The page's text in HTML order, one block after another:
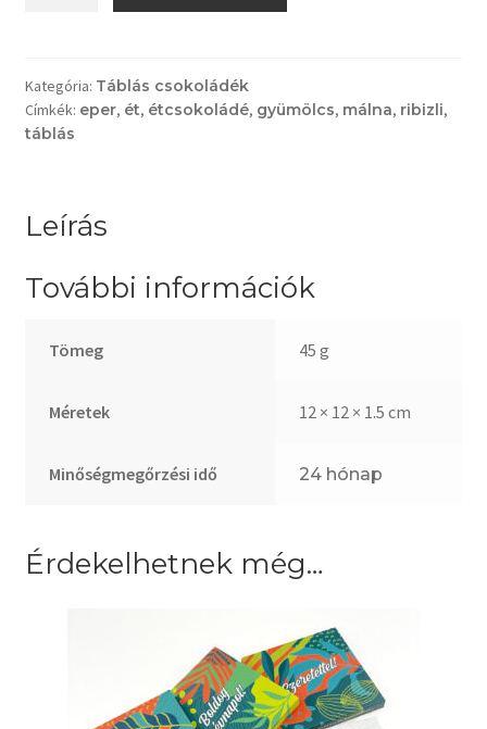
gyümölcsökkel
mennyiség
Kategória: Táblás csokoládék
Címkék: eper, ét, étcsokoládé, gyümölcs, málna, ribizli,
táblás
Leírás
További információk
Tömeg 45 g
Méretek 12 × 12 × 1.5 cm
Minőségmegőrzési idő 24 hónap
Érdekelhetnek még…